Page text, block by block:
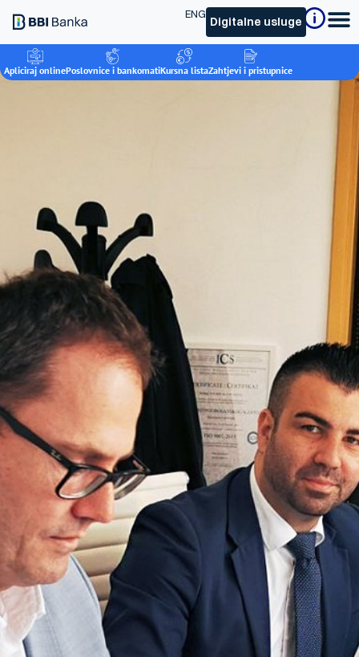
Digitalne usluge
ENG
Apliciraj onlinePoslovnice i bankomatiKursna listaZahtjevi i pristupnice